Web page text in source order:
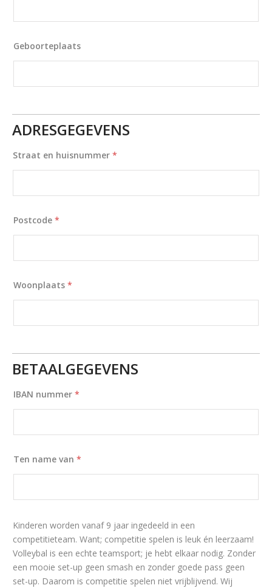
Geboorteplaats
ADRESGEGEVENS
Straat en huisnummer *
Postcode *
Woonplaats *
BETAALGEGEVENS
IBAN nummer *
Ten name van *
Kinderen worden vanaf 9 jaar ingedeeld in een
competitieteam. Want; competitie spelen is leuk én leerzaam!
Volleybal is een echte teamsport; je hebt elkaar nodig. Zonder
een mooie set-up geen smash en zonder goede pass geen
set-up. Daarom is competitie spelen niet vrijblijvend. Wij